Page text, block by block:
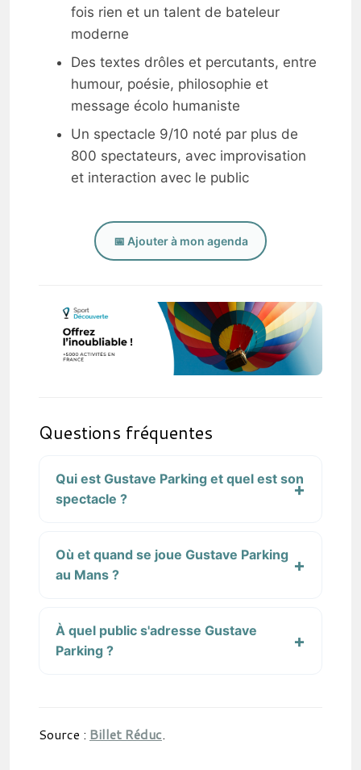
fois rien et un talent de bateleur
moderne
Des textes drôles et percutants, entre
humour, poésie, philosophie et
message écolo humaniste
Un spectacle 9/10 noté par plus de
800 spectateurs, avec improvisation
et interaction avec le public
📅 Ajouter à mon agenda
Questions fréquentes
Qui est Gustave Parking et quel est son
spectacle ?
Où et quand se joue Gustave Parking
au Mans ?
À quel public s'adresse Gustave
Parking ?
Source : Billet Réduc.